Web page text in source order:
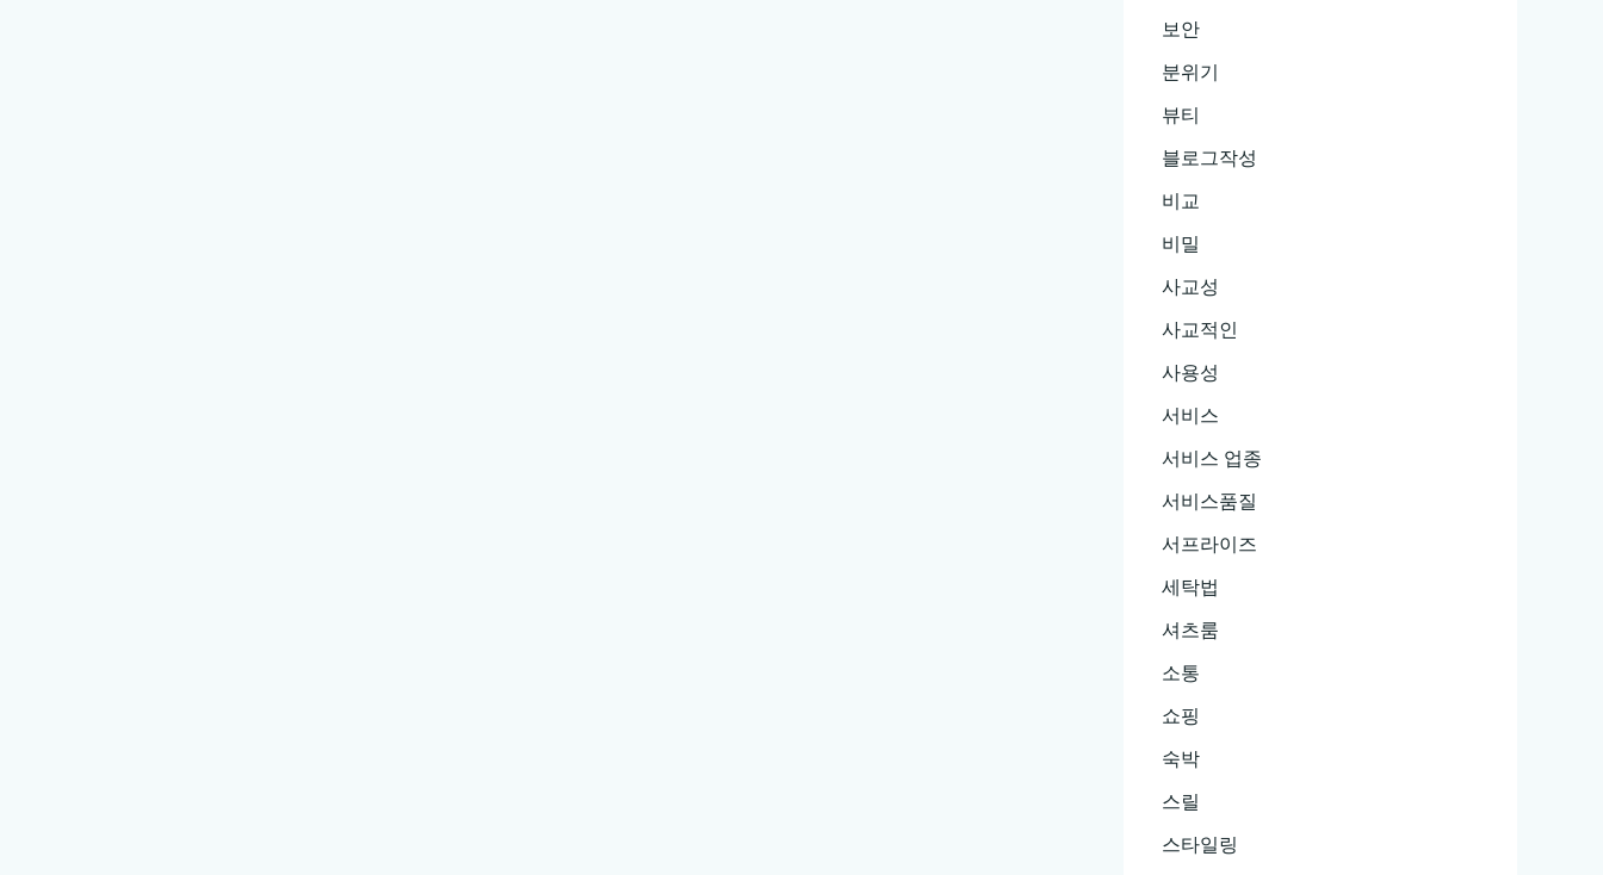
보안
분위기
뷰티
블로그작성
비교
비밀
사교성
사교적인
사용성
서비스
서비스 업종
서비스품질
서프라이즈
세탁법
셔츠룸
소통
쇼핑
숙박
스릴
스타일링